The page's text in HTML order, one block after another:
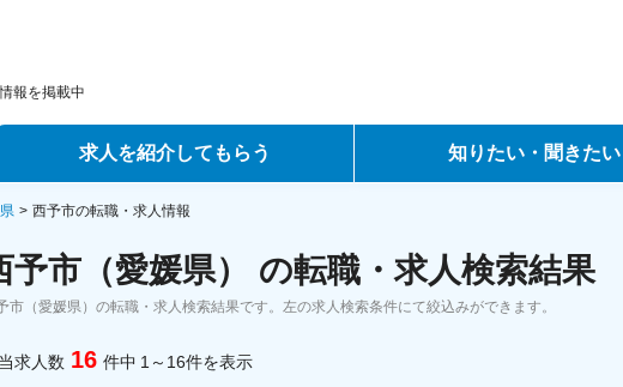
報を掲載中
求人を紹介してもらう
エージェントサービス
スカウトサービス
知りたい・聞きたい
データで見る転職
西予市の転職・求人情報
予市（愛媛県） の転職・求人検索結果
市（愛媛県）の転職・求人検索結果です。左の求人検索条件にて絞込みができます。
求人数 16 件中 1～16件を表示